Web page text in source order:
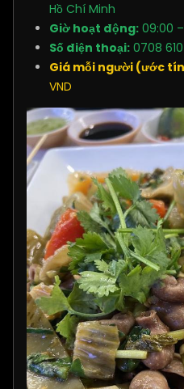
Hồ Chí Minh
Giờ hoạt động: 09:00
Số điện thoại: 0708
Giá mỗi người (ước
VND